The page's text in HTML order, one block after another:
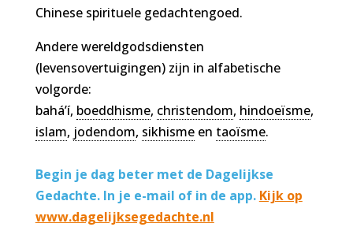
Chinese spirituele gedachtengoed.
Andere wereldgodsdiensten
(levensovertuigingen) zijn in alfabetische
volgorde:
bahá’í, boeddhisme, christendom, hindoeïsme,
islam, jodendom, sikhismeen taoïsme.
Begin je dag beter met de Dagelijkse
Gedachte. In je e-mail of in de app. Kijk op
www.dagelijksegedachte.nl